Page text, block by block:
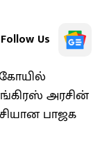
Follow Us
அரசின்
பாஜக